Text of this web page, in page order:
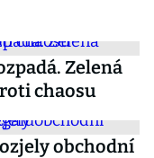
Zelená
chaosu
obchodní